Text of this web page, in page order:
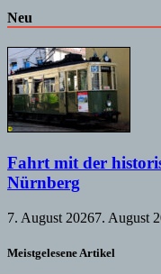
Neu
Fahrt mit der
Nürnberg
7. August 20267. August
Meistgelesene Artikel